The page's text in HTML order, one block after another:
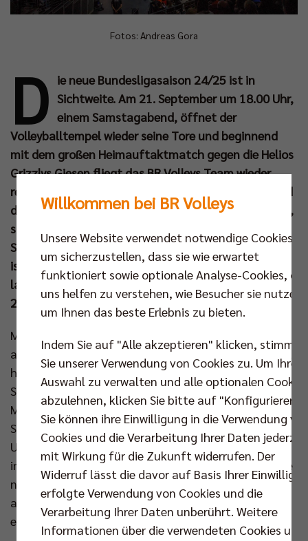
Fotos: Andreas Gora
D ie neue Bundesligasaison 24/25 ist in
Sichtweite. Am 21. September um 18.00 Uhr,
einem Samstagabend, öffnet der
Volleyballtempel wieder seine Tore und beginnend
mit dem großen Heimauftaktmatch gegen die Helios
Grizzlys Giesen fliegt das BR Volleys Team wieder
regelmäßig durch die Max-Schmeling-Halle. Während
die Berliner in dieser Woche das Training aufnehmen,
startet auch der Ticketverkauf für den
Saisonauftakt gegen die Niedersachsen. Außerdem
ist zu diesem Anlass SALE im Fanshop: Eine Woche
lang (bis zum 09. Aug) gibt es hier einen Rabatt von
24,25%!
Mit einem furiosen Playoff-Finale und
abschließendem Jubel über die Rekordmeisterschaft
haben die BR Volleys ihre Fans Ende April in die
Sommerpause verabschiedet. Nun beginnt für die
Mannschaft von Coach Joel Banks die
Saisonvorbereitung 24/25. Für das Team und seine
Unterstützer rückt der Start in das Spieljahr also
immer näher – und der hat es in sich: Nur eine Woche
nach dem Ligacup (13. bis 15. Sep) kommt es direkt
am ersten Spieltag der Volleyball Bundesliga zu
einem Topmatch im Volleyballtempel.
Willkommen bei BR Volleys
Unsere Website verwendet notwendige Cookies,
um sicherzustellen, dass sie wie erwartet
funktioniert sowie optionale Analyse-Cookies, die
uns helfen zu verstehen, wie Besucher sie nutzen,
um Ihnen das beste Erlebnis zu bieten.
Indem Sie auf "Alle akzeptieren" klicken, stimmen
Sie unserer Verwendung von Cookies zu. Um Ihre
Auswahl zu verwalten und alle optionalen Cookies
abzulehnen, klicken Sie bitte auf "Konfigurieren".
Sie können ihre Einwilligung in die Verwendung
Cookies und die Verarbeitung Ihrer Daten
mit Wirkung für die Zukunft widerrufen. Der
Widerruf lässt die davor auf Basis Ihrer
erfolgte Verwendung von Cookies und die
Verarbeitung Ihrer Daten unberührt. Weitere
Informationen über die verwendeten Cookies und